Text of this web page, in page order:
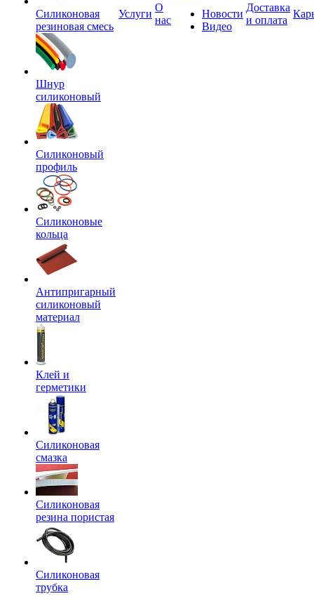
Силиконовая
резиновая смесь
Шнур
силиконовый
Силиконовый
профиль
Силиконовые
кольца
Антипригарный
силиконовый
материал
Клей и
герметики
Силиконовая
смазка
Силиконовая
резина пористая
Силиконовая
трубка
Услуги
О
нас
Новости
Видео
Доставка
и оплата